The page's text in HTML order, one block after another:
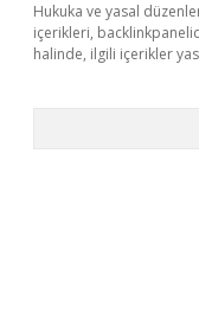
Hukuka ve yasal
içerikleri,
halinde, ilgili içerikler